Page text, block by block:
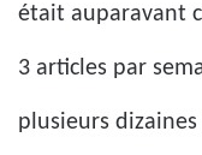
était auparavant
3 articles par
plusieurs